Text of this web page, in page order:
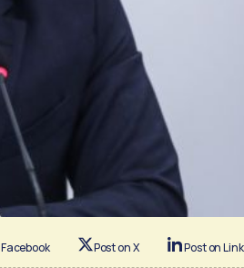
Post on X Post on